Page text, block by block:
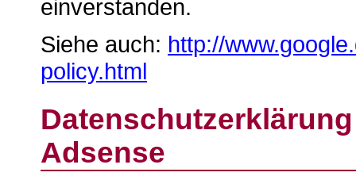
einverstanden.
Siehe auch: http://
policy.html
Adsense